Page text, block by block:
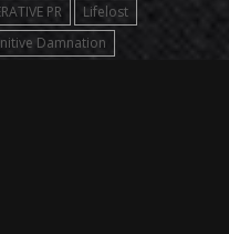
PR
Lifelost
Damnation